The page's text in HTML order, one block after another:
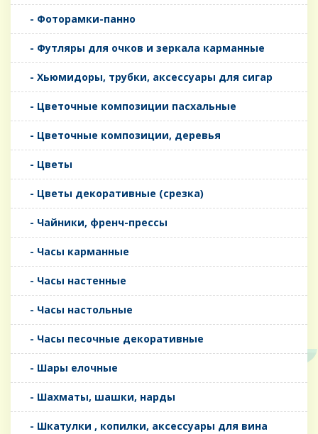
- Фоторамки-панно
- Футляры для очков и зеркала карманные
- Хьюмидоры, трубки, аксессуары для сигар
- Цветочные композиции пасхальные
- Цветочные композиции, деревья
- Цветы
- Цветы декоративные (срезка)
- Чайники, френч-прессы
- Часы карманные
- Часы настенные
- Часы настольные
- Часы песочные декоративные
- Шары елочные
- Шахматы, шашки, нарды
- Шкатулки , копилки, аксессуары для вина